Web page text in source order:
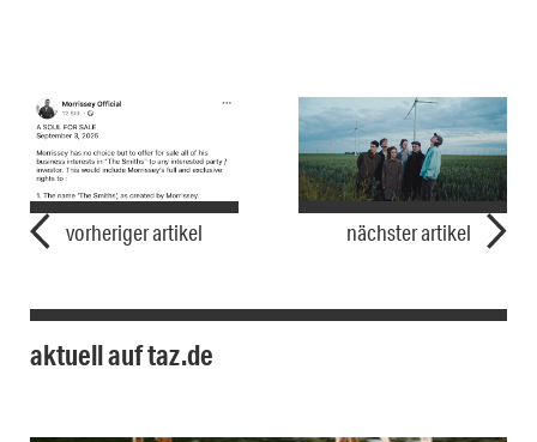
vorheriger artikel nächster artikel
aktuell auf taz.de